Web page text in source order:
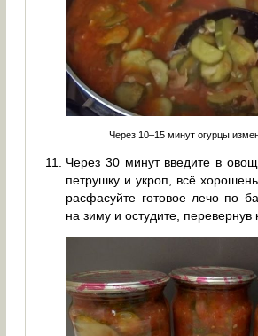
Через 10–15 минут огурцы
Через 30 минут введите в
петрушку и укроп, всё
расфасуйте готовое лечо по
на зиму и остудите, перевернув